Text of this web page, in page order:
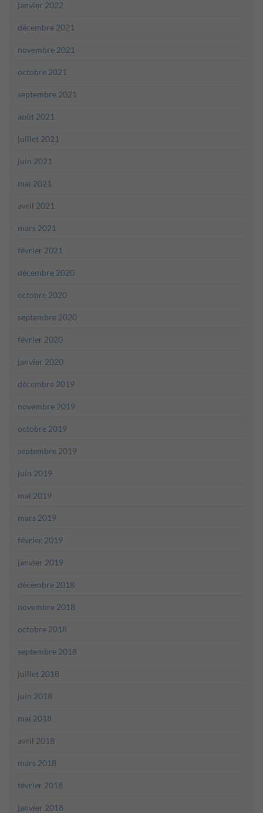
janvier 2022
décembre 2021
novembre 2021
octobre 2021
septembre 2021
août 2021
juillet 2021
juin 2021
mai 2021
avril 2021
mars 2021
février 2021
décembre 2020
octobre 2020
septembre 2020
février 2020
janvier 2020
décembre 2019
novembre 2019
octobre 2019
septembre 2019
juin 2019
mai 2019
mars 2019
février 2019
janvier 2019
décembre 2018
novembre 2018
octobre 2018
septembre 2018
juillet 2018
juin 2018
mai 2018
avril 2018
mars 2018
février 2018
janvier 2018